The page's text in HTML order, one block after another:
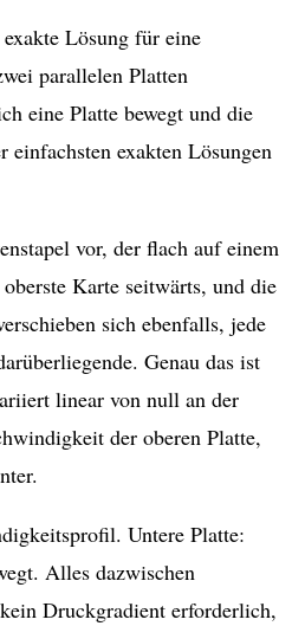
Lösung für eine
parallelen Platten
eine Platte bewegt und die
einfachsten exakten Lösungen
vor, der flach auf einem
Karte seitwärts, und die
sich ebenfalls, jede
Genau das ist
linear von null an der
der oberen Platte,
Untere Platte:
Alles dazwischen
Druckgradient erforderlich,